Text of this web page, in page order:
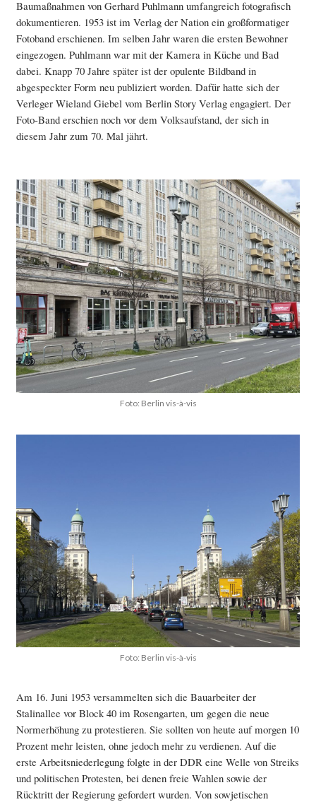
Baumaßnahmen von Gerhard Puhlmann umfangreich fotografisch
dokumentieren. 1953 ist im Verlag der Nation ein großformatiger
Fotoband erschienen. Im selben Jahr waren die ersten Bewohner
eingezogen. Puhlmann war mit der Kamera in Küche und Bad
dabei. Knapp 70 Jahre später ist der opulente Bildband in
abgespeckter Form neu publiziert worden. Dafür hatte sich der
Verleger Wieland Giebel vom Berlin Story Verlag engagiert. Der
Foto-Band erschien noch vor dem Volksaufstand, der sich in
diesem Jahr zum 70. Mal jährt.
Foto: Berlin vis-à-vis
Foto: Berlin vis-à-vis
Am 16. Juni 1953 versammelten sich die Bauarbeiter der
Stalinallee vor Block 40 im Rosengarten, um gegen die neue
Normerhöhung zu protestieren. Sie sollten von heute auf morgen 10
Prozent mehr leisten, ohne jedoch mehr zu verdienen. Auf die
erste Arbeitsniederlegung folgte in der DDR eine Welle von Streiks
und politischen Protesten, bei denen freie Wahlen sowie der
Rücktritt der Regierung gefordert wurden. Von sowjetischen